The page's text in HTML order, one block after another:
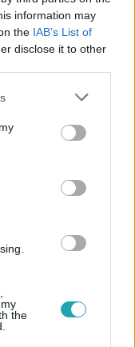
information may
the IAB’s List of
disclose it to other
or more Google
You may click to
party tags to
in below Google
the